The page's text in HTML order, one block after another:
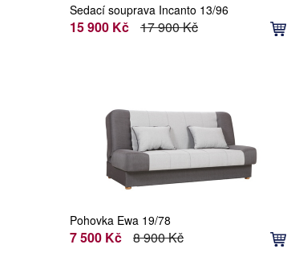
Sedací souprava Incanto 13/96
15 900 Kč 17 900 Kč
Pohovka Ewa 19/78
7 500 Kč 8 900 Kč